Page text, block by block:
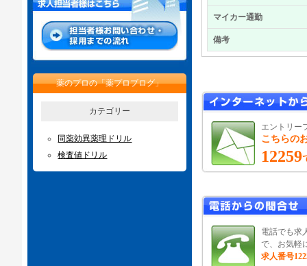
薬のプロの「薬プロブログ」
カテゴリー
同薬効異薬理ドリル
検査値ドリル
マイカー通勤
備考
エントリー
こちらの
12259
電話でも求
で、お気軽
求人番号